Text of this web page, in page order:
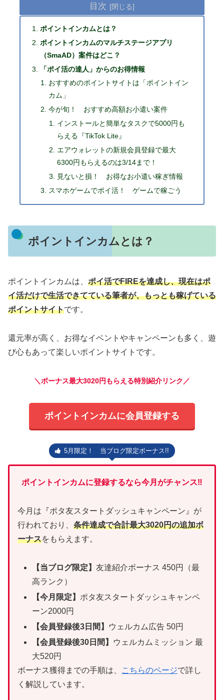
目次
ポイントインカムとは？
ポイントインカムのマルチステージアプリ
（SmaAD）案件はどこ？
「ポイ活の達人」からのお得情報
おすすめのポイントサイトは「ポイントイン
カム」
今が旬！ おすすめ高額お小遣い案件
インストールと簡単なタスクで5000円も
らえる『TikTok Lite』
エアウォレットの新規会員登録で最大
6300円もらえるのは3/14まで！
見ないと損！ お得なお小遣い稼ぎ情報
スマホゲームでポイ活！ ゲームで稼ごう
ポイントインカムとは？
ポイントインカムは、 ポイ活でFIREを達成し、現在はポ
イ活だけで生活できてている筆者が、もっとも稼げている
ポイントサイトです。
還元率が高く、お得なイベントやキャンペーンも多く、遊
び心もあって楽しいポイントサイトです。
＼ボーナス最大3020円もらえる特別紹介リンク／
ポイントインカムに会員登録する
5月限定！ 当ブログ限定ボーナス!!
ポイントインカムに登録するなら今月がチャンス‼
今月は『ポタ友スタートダッシュキャンペーン』が
行われており、 条件達成で合計最大3020円の追加ボ
ーナスをもらえます。
【当ブログ限定】友達紹介ボーナス 450円（最
高ランク）
【今月限定】 ポタ友スタートダッシュキャンペ
ーン2000円
【会員登録後3日間】
ウェルカム広告 50円
【会員登録後30日間】
ウェルカムミッション 最
大520円
ボーナス獲得までの手順は、
こちらのページで詳し
く解説しています。